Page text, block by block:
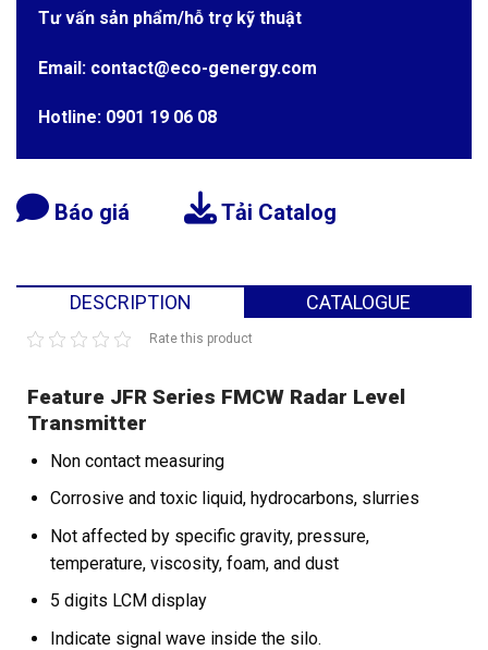
Tư vấn sản phẩm/hỗ trợ kỹ thuật
Email: contact@eco-genergy.com
Hotline: 0901 19 06 08
Báo giá Tải Catalog
DESCRIPTION CATALOGUE
Rate this product
Feature JFR Series FMCW Radar Level
Transmitter
Non contact measuring
Corrosive and toxic liquid, hydrocarbons, slurries
Not affected by specific gravity, pressure,
temperature, viscosity, foam, and dust
5 digits LCM display
Indicate signal wave inside the silo.